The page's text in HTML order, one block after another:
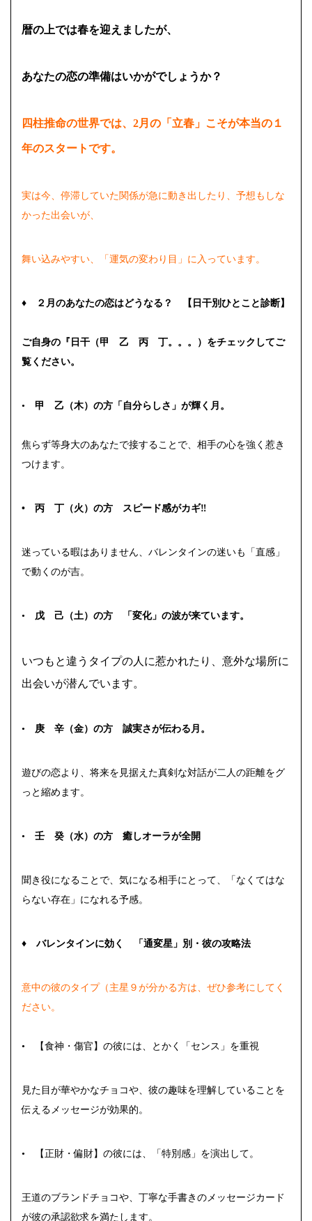
暦の上では春を迎えましたが、
あなたの恋の準備はいかがでしょうか？
四柱推命の世界では、2月の「立春」こそが本当の１
年のスタートです。
実は今、停滞していた関係が急に動き出したり、予想もしな
かった出会いが、
舞い込みやすい、「運気の変わり目」に入っています。
♦ ２月のあなたの恋はどうなる？ 【日干別ひとこと診断】
ご自身の『日干（甲 乙 丙 丁。。。）をチェックしてご
覧ください。
• 甲 乙（木）の方「自分らしさ」が輝く月。
焦らず等身大のあなたで接することで、相手の心を強く惹き
つけます。
• 丙 丁（火）の方 スピード感がカギ‼
迷っている暇はありません、バレンタインの迷いも「直感」
で動くのが吉。
• 戊 己（土）の方 「変化」の波が来ています。
いつもと違うタイプの人に惹かれたり、意外な場所に
出会いが潜んでいます。
• 庚 辛（金）の方 誠実さが伝わる月。
遊びの恋より、将来を見据えた真剣な対話が二人の距離をグ
っと縮めます。
• 壬 癸（水）の方 癒しオーラが全開
聞き役になることで、気になる相手にとって、「なくてはな
らない存在」になれる予感。
♦ バレンタインに効く 「通変星」別・彼の攻略法
意中の彼のタイプ（主星９が分かる方は、ぜひ参考にしてく
ださい。
• 【食神・傷官】の彼には、とかく「センス」を重視
見た目が華やかなチョコや、彼の趣味を理解していることを
伝えるメッセージが効果的。
• 【正財・偏財】の彼には、「特別感」を演出して。
王道のブランドチョコや、丁寧な手書きのメッセージカード
が彼の承認欲求を満たします。